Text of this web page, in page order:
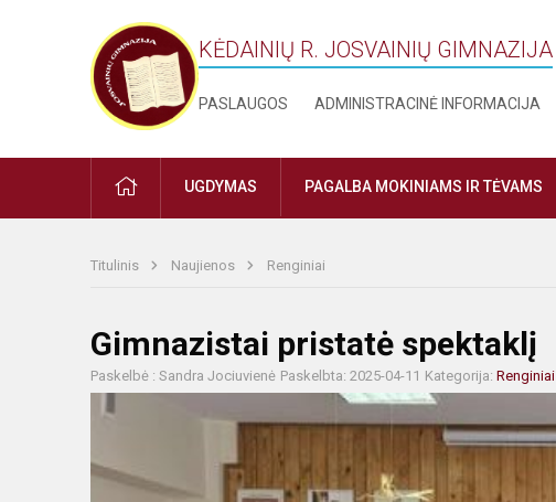
KĖDAINIŲ R. JOSVAINIŲ GIMNAZIJA
PASLAUGOS ADMINISTRACINĖ INFORMACIJA
PRADŽIAUGDYMAS PAGALBA MOKINIAMS IR TĖVAMS
Titulinis Naujienos Renginiai
Gimnazistai pristatė spektaklį
Paskelbė : Sandra Jociuvienė Paskelbta: 2025-04-11 Kategorija: Renginiai